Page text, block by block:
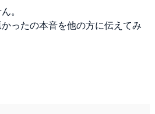
。
ったの本音を他の方に伝えてみ